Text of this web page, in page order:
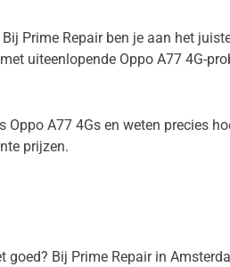
Prime Repair ben je aan het
uiteenlopende Oppo A77 4G-
A77 4Gs en weten precies
prijzen.
Bij Prime Repair in